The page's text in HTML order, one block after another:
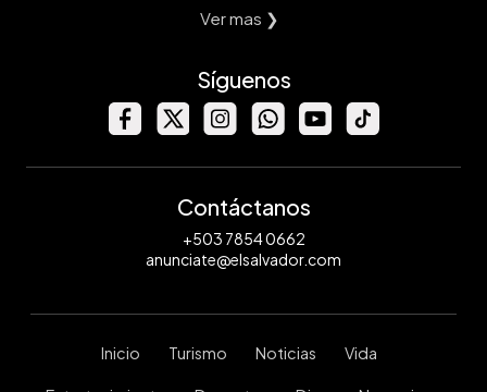
Ver mas ❯
Síguenos
Contáctanos
+503 7854 0662
anunciate@elsalvador.com
Inicio Turismo Noticias Vida